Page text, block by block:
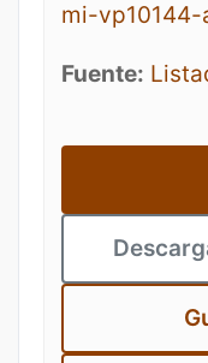
mi-vp10144-
Fuente: